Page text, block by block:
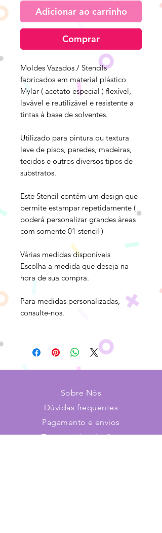
Adicionar ao carrinho
Comprar
Moldes Vazados / Stencils
fabricados em material plástico
Mylar ( acetato especial ) flexível,
lavável e reutilizável e resistente a
tintas à base de solventes.
Utilizado para pintura ou textura
leve de pisos, paredes, madeiras,
tecidos e outros diversos tipos de
substratos.
Este Stencil contém um design que
permite estampar repetidamente (
poderá personalizar grandes àreas
com somente 01 stencil )
Várias medidas disponíveis
Escolha a medida que deseja na
hora de sua compra.
Para medidas personalizadas,
consulte-nos.
Sobre Nós
Dúvidas frequentes
Pagamento e envios
Trocas e devoluções